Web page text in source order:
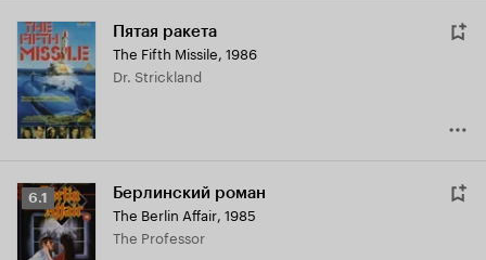
Пятая ракета
The Fifth Missile, 1986
Dr. Strickland
Рейтинг
Кинопоиска
6.1
6.1 Берлинский роман
The Berlin Affair, 1985
The Professor